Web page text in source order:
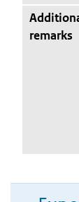
remarks